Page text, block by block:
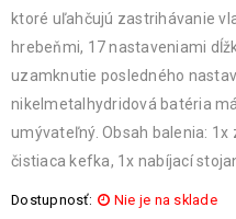
ktoré uľahčujú zastrihávanie
hrebeňmi, 17 nastaveniami
uzamknutie posledného
nikelmetalhydridová batéria
umývateľný. Obsah balenia: 1x
čistiaca kefka, 1x nabíjací
Dostupnosť: Nie je na sklade